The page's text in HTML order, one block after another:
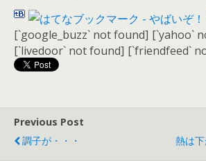
[`google_buzz` not found] [`yahoo`
[`livedoor` not found] [`friendfeed`
Previous Post
調子が・・・
熱は